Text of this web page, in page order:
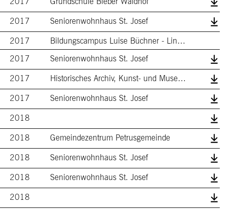
2017
Seniorenwohnhaus St. Josef
2017
Bildungscampus Luise Büchner - Lincoln-S…
2017
Seniorenwohnhaus St. Josef
2017
Historisches Archiv, Kunst- und Museumsb…
2017
Seniorenwohnhaus St. Josef
2018
2018
Gemeindezentrum Petrusgemeinde
2018
Seniorenwohnhaus St. Josef
2018
Seniorenwohnhaus St. Josef
2018